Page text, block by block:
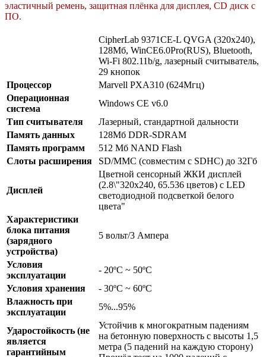
эластичный ремень, защитная плёнка для дисплея, CD диск с
ПО.
CipherLab 9371CE-L QVGA (320x240),
128Mб, WinCE6.0Pro(RUS), Bluetooth,
Wi-Fi 802.11b/g, лазерный считыватель,
29 кнопок
Процессор
Marvell PXA310 (624Мгц)
Операционная
система
Windows CE v6.0
Тип считывателя
Лазерный, стандартной дальности
Память данных
128Мб DDR-SDRAM
Память программ
512 Mб NAND Flash
Слоты расширения
SD/MMC (совместим с SDHC) до 32Гб
Дисплей
Цветной сенсорный ЖКИ дисплей
(2.8\"320x240, 65.536 цветов) c LED
светодиодной подсветкой белого
цвета"
Характеристики
блока питания
(зарядного
устройства)
5 вольт/3 Aмпера
Условия
эксплуатации
- 20ºC ~ 50ºC
Условия хранения
- 30ºC ~ 60ºC
Влажность при
эксплуатации
5%...95%
Ударостойкость (не
является
гарантийным
Устойчив к многократным падениям
на бетонную поверхность с высоты 1,5
метра (5 падений на каждую сторону)